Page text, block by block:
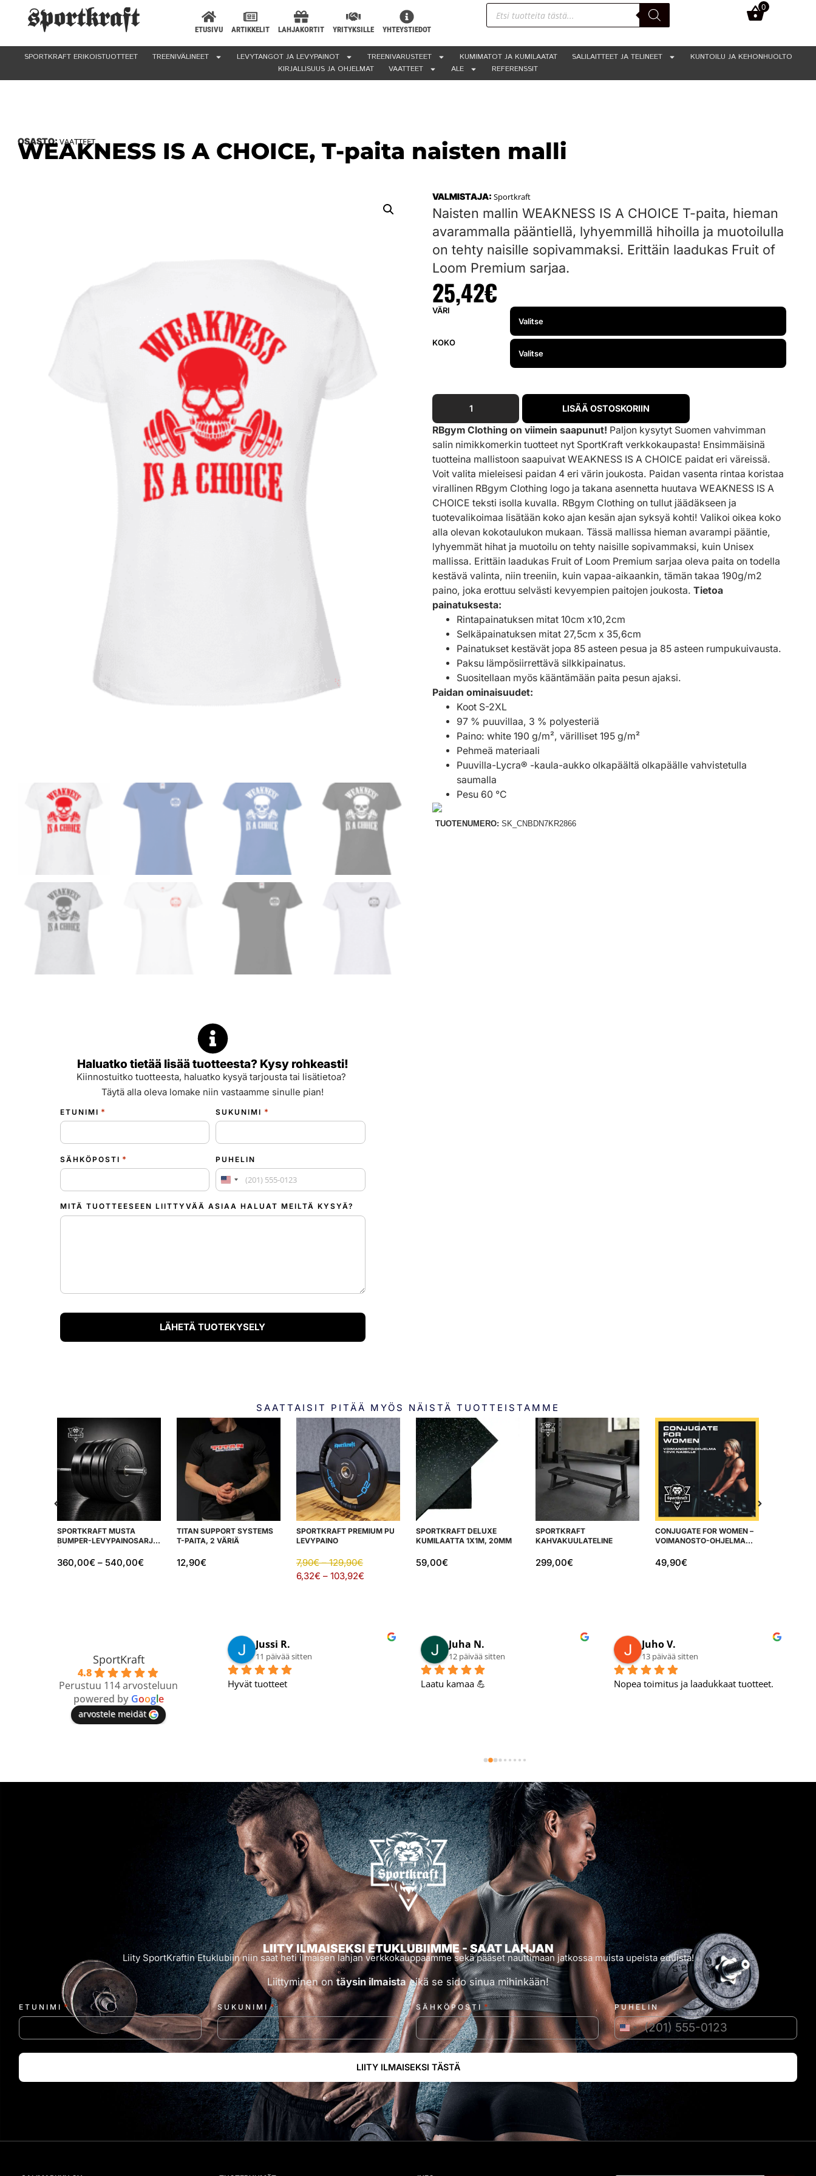
ETUSIVU ARTIKKELIT LAHJAKORTIT YRITYKSILLE YHTEYSTIEDOT
0
SPORTKRAFT ERIKOISTUOTTEET TREENIVÄLINEET LEVYTANGOT JA LEVYPAINOT TREENIVARUSTEET KUMIMATOT JA KUMILAATAT SALILAITTEET JA TELINEET
KUNTOILU JA KEHONHUOLTO
KIRJALLISUUS JA OHJELMAT
VAATTEET ALE REFERENSSIT
OSASTO:VAATTEET
WEAKNESS IS A CHOICE, T-paita naisten malli
Haluatko tietää lisää tuotteesta? Kysy rohkeasti!
Kiinnostuitko tuotteesta, haluatko kysyä tarjousta tai lisätietoa?
Täytä alla oleva lomake niin vastaamme sinulle pian!
ETUNIMI * SUKUNIMI *
SÄHKÖPOSTI * PUHELIN
Yhdysvallat +1
MITÄ TUOTTEESEEN LIITTYVÄÄ ASIAA HALUAT MEILTÄ KYSYÄ?
VALMISTAJA: Sportkraft
Naisten mallin WEAKNESS IS A CHOICE T-paita, hieman
avarammalla pääntiellä, lyhyemmillä hihoilla ja muotoilulla
on tehty naisille sopivammaksi. Erittäin laadukas Fruit of
Loom Premium sarjaa.
25,42€
VÄRI
KOKO
LISÄÄ OSTOSKORIIN
RBgym Clothing on viimein saapunut! Paljon kysytyt Suomen vahvimman
salin nimikkomerkin tuotteet nyt SportKraft verkkokaupasta! Ensimmäisinä
tuotteina mallistoon saapuivat WEAKNESS IS A CHOICE paidat eri väreissä.
Voit valita mieleisesi paidan 4 eri värin joukosta. Paidan vasenta rintaa koristaa
virallinen RBgym Clothing logo ja takana asennetta huutava WEAKNESS IS A
CHOICE teksti isolla kuvalla. RBgym Clothing on tullut jäädäkseen ja
tuotevalikoimaa lisätään koko ajan kesän ajan syksyä kohti! Valikoi oikea koko
alla olevan kokotaulukon mukaan. Tässä mallissa hieman avarampi pääntie,
lyhyemmät hihat ja muotoilu on tehty naisille sopivammaksi, kuin Unisex
mallissa. Erittäin laadukas Fruit of Loom Premium sarjaa oleva paita on todella
kestävä valinta, niin treeniin, kuin vapaa-aikaankin, tämän takaa 190g/m2
paino, joka erottuu selvästi kevyempien paitojen joukosta. Tietoa
painatuksesta:
Rintapainatuksen mitat 10cm x10,2cm
Selkäpainatuksen mitat 27,5cm x 35,6cm
Painatukset kestävät jopa 85 asteen pesua ja 85 asteen rumpukuivausta.
Paksu lämpösiirrettävä silkkipainatus.
Suositellaan myös kääntämään paita pesun ajaksi.
Paidan ominaisuudet:
Koot S-2XL
97 % puuvillaa, 3 % polyesteriä
Paino: white 190 g/m², värilliset 195 g/m²
Pehmeä materiaali
Puuvilla-Lycra® -kaula-aukko olkapäältä olkapäälle vahvistetulla
saumalla
Pesu 60 °C
TUOTENUMERO: SK_CNBDN7KR2866
SAATTAISIT PITÄÄ MYÖS NÄISTÄ TUOTTEISTAMME
SPORTKRAFT MUSTA
BUMPER-LEVYPAINOSARJA
360,00€ – 540,00€
TITAN SUPPORT SYSTEMS
T-PAITA, 2 VÄRIÄ
12,90€
SPORTKRAFT PREMIUM PU
LEVYPAINO
7,90€ – 129,90€
6,32€ – 103,92€
SPORTKRAFT DELUXE
KUMILAATTA 1X1M, 20MM
59,00€
SPORTKRAFT
KAHVAKUULATELINE
299,00€
CONJUGATE FOR WOMEN –
VOIMANOSTO-OHJELMA
49,90€
SportKraft
4.8
Perustuu 114 arvosteluun
powered by Google
arvostele meidät
10 päivää sitten
Tosi hyvä verkkokauppa.
Jussi R.
11 päivää sitten
Hyvät tuotteet
Juha N.
12 päivää sitten
Laatu kamaa 💪
Juho V.
13 päivää sitten
Nopea toimitus ja laadukkaat tuotteet.
LIITY ILMAISEKSI ETUKLUBIIMME - SAAT LAHJAN
Liity SportKraftin Etuklubiin niin saat heti ilmaisen lahjan verkkokauppaamme sekä pääset nauttimaan jatkossa muista upeista eduista!
Liittyminen ontäysin ilmaistaeikä se sido sinua mihinkään!
ETUNIMI * SUKUNIMI * SÄHKÖPOSTI * PUHELIN
Yhdysvallat +1